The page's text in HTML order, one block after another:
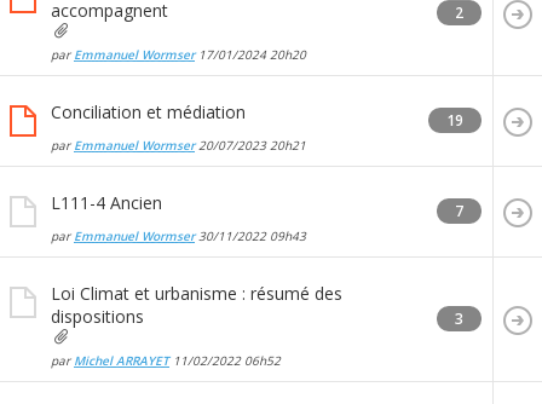
accompagnent
par Emmanuel Wormser17/01/2024 20h20
2
Conciliation et médiation
par Emmanuel Wormser20/07/202320h21
19
L111-4 Ancien
par Emmanuel Wormser30/11/2022 09h43
7
Loi Climat et urbanisme : résumé des
dispositions
par Michel ARRAYET11/02/2022 06h52
3